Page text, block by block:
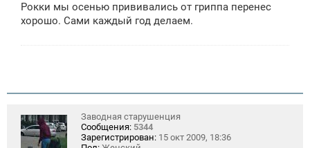
б
щ
е
Рокки мы осенью прививались от гриппа перенес
хорошо. Сами каждый год делаем.
Заводная старушенция
Сообщения: 5344
Зарегистрирован: 15 окт 2009, 18:36